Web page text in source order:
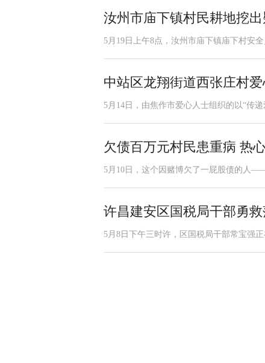
汝州市庙下镇村民耕地挖
5月19日上午8点，汝州市庙下镇庙下村安
中站区龙翔街道西张庄村
5月14日，由焦作市爱心人士组织的以“传
欠债百万元村民患重病 热
5月10日，这个因赌博欠了一屁股债的人
许昌建安区国税局干部勇
5月8日下午三时许，区国税局干部常宝强